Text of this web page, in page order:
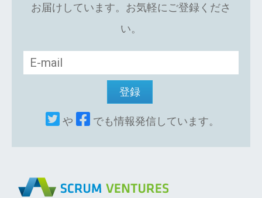
お届けしています。お気軽にご登録くださ
い。
や でも情報発信しています。